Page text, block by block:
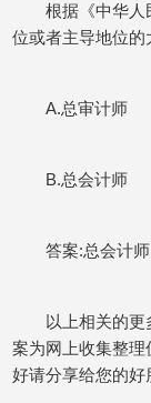
根据《中华人
位或者主导地位的
A.总审计师
B.总会计师
答案:总会计师
以上相关的
案为网上收集整
好请分享给您的好